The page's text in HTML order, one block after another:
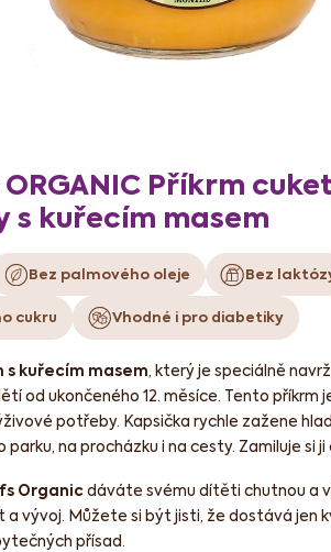
ORGANIC Příkrm
s kuřecím masem
Bez palmového oleje Bez
cukru Vhodné i pro diabetiky
s kuřecím masem, který je speciálně
od ukončeného 12. měsíce. Tento příkrm
potřeby. Kapsička rychle zažene
parku, na procházku i na cesty. Zamiluje si ji
Organicdáváte svému dítěti chutnou a
a vývoj. Můžete si být jisti, že dostává jen
přísad.